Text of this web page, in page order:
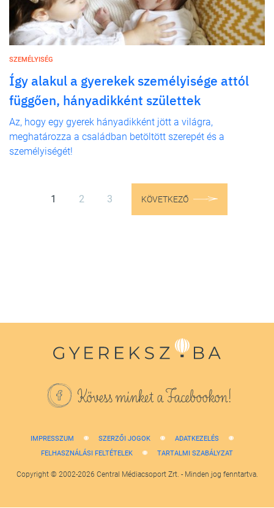
SZEMÉLYISÉG
Így alakul a gyerekek személyisége attól
függően, hányadikként születtek
Az, hogy egy gyerek hányadikként jött a világra,
meghatározza a családban betöltött szerepét és a
személyiségét!
1 2 3 KÖVETKEZŐ
Kövess minket a Facebookon!
IMPRESSZUM SZERZŐI JOGOK
ADATKEZELÉS
FELHASZNÁLÁSI FELTÉTELEK
TARTALMI SZABÁLYZAT
Copyright © 2002-2026 Central Médiacsoport Zrt. - Minden jog fenntartva.